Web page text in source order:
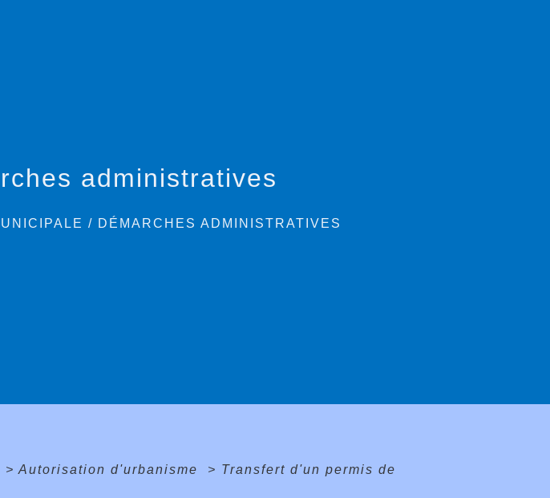
administratives
/ DÉMARCHES ADMINISTRATIVES
> Autorisation d'urbanisme > Transfert d'un permis de